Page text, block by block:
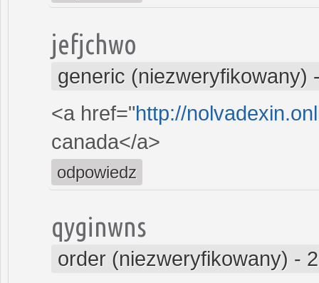
jefjchwo
generic (niezweryfikowany)
<a href="http://
canada</a>
odpowiedz
qyginwns
order (niezweryfikowany) -